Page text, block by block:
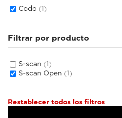
Codo (1)
Filtrar por producto
S-scan (1)
S-scan Open (1)
Restablecer todos los filtros